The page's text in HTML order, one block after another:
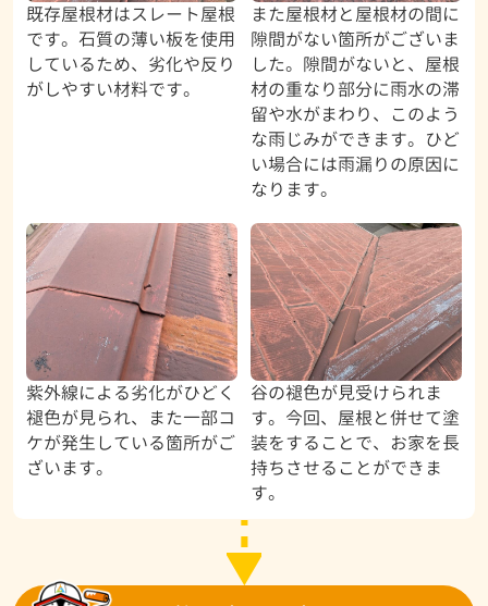
既存屋根材はスレート屋根
です。石質の薄い板を使用
しているため、劣化や反り
がしやすい材料です。
また屋根材と屋根材の間に
隙間がない箇所がございま
した。隙間がないと、屋根
材の重なり部分に雨水の滞
留や水がまわり、このよう
な雨じみができます。ひど
い場合には雨漏りの原因に
なります。
紫外線による劣化がひどく
褪色が見られ、また一部コ
ケが発生している箇所がご
ざいます。
谷の褪色が見受けられま
す。今回、屋根と併せて塗
装をすることで、お家を長
持ちさせることができま
す。